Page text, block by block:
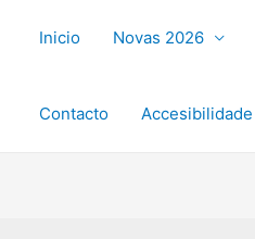
Inicio Novas 2026
Contacto Accesibilidade